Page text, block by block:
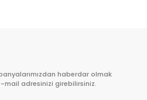
haberdar olmak
mail adresinizi girebilirsiniz.